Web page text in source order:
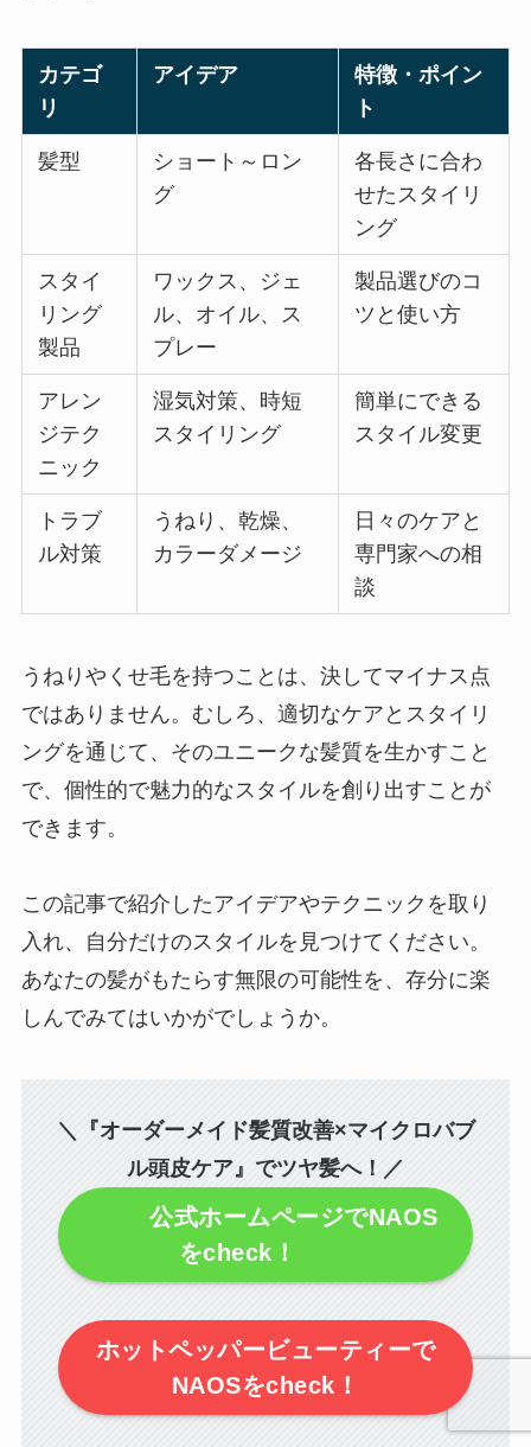
カテゴ
リ
アイデア
特徴・ポイン
ト
髪型
ショート～ロン
グ
各長さに合わ
せたスタイリ
ング
スタイ
リング
製品
ワックス、ジェ
ル、オイル、ス
プレー
製品選びのコ
ツと使い方
アレン
ジテク
ニック
湿気対策、時短
スタイリング
簡単にできる
スタイル変更
トラブ
ル対策
うねり、乾燥、
カラーダメージ
日々のケアと
専門家への相
談
うねりやくせ毛を持つことは、決してマイナス点
ではありません。むしろ、適切なケアとスタイリ
ングを通じて、そのユニークな髪質を生かすこと
で、個性的で魅力的なスタイルを創り出すことが
できます。
この記事で紹介したアイデアやテクニックを取り
入れ、自分だけのスタイルを見つけてください。
あなたの髪がもたらす無限の可能性を、存分に楽
しんでみてはいかがでしょうか。
＼『オーダーメイド髪質改善×マイクロバブ
ル頭皮ケア』でツヤ髪へ！／
公式ホームページでNAOS
をcheck！
ホットペッパービューティーで
NAOSをcheck！